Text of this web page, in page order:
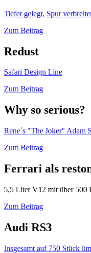
Tiefer gelegt, Spur
Zum Beitrag
Redust
Safari Design Line
Zum Beitrag
Why so serious?
Rene´s "The Joker" Adam
Zum Beitrag
Ferrari als
5,5 Liter V12 mit über 500
Zum Beitrag
Audi RS3
Insgesamt auf 750 Stück